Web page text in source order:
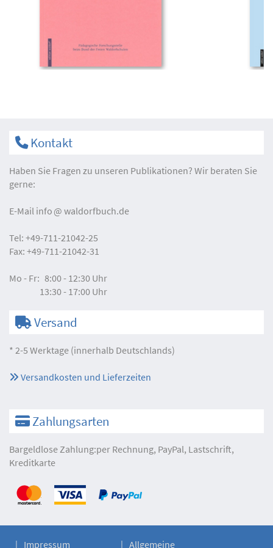
Kontakt
Haben Sie Fragen zu unseren Publikationen? Wir beraten Sie
gerne:
E-Mail info waldorfbuch.de
Tel: +49-711-21042-25
Fax: +49-711-21042-31
Mo - Fr: 8:00 - 12:30 Uhr
13:30 - 17:00 Uhr
Versand
* 2-5 Werktage (innerhalb Deutschlands)
Versandkosten und Lieferzeiten
Zahlungsarten
Bargeldlose Zahlung:per Rechnung, PayPal, Lastschrift,
Kreditkarte
Impressum Allgemeine